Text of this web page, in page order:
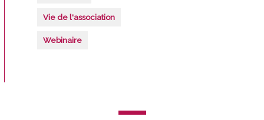
Vie de l'association
Webinaire